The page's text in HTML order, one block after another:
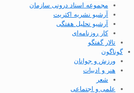
مجموعه اسناد درونی سازمان
آرشیو نشریه اکثریت
آرشیو تحلیل هفتگی
کار روزنامه‌ای
تالار گفتگو
گوناگون
ورزش و جوانان
هنر و ادبیات
شعر
علمی و اجتماعی